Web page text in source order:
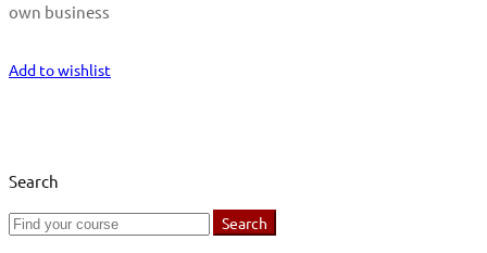
own business
Add to wishlist
Search
Search
Search